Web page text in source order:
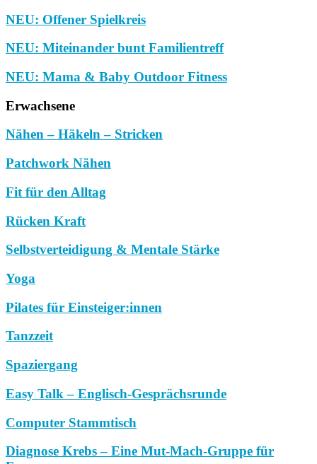
NEU: Offener Spielkreis
NEU: Miteinander bunt Familientreff
NEU: Mama & Baby Outdoor Fitness
Erwachsene
Nähen – Häkeln – Stricken
Patchwork Nähen
Fit für den Alltag
Rücken Kraft
Selbstverteidigung & Mentale Stärke
Yoga
Pilates für Einsteiger:innen
Tanzzeit
Spaziergang
Easy Talk – Englisch-Gesprächsrunde
Computer Stammtisch
Diagnose Krebs – Eine Mut-Mach-Gruppe für